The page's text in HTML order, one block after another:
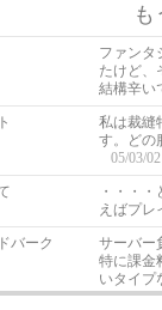
ファンタ
たけど、
結構辛い
私は裁縫
す。どの
05/03/
・・・
えばプ
バーク
サーバー
特に課金
いタイプ